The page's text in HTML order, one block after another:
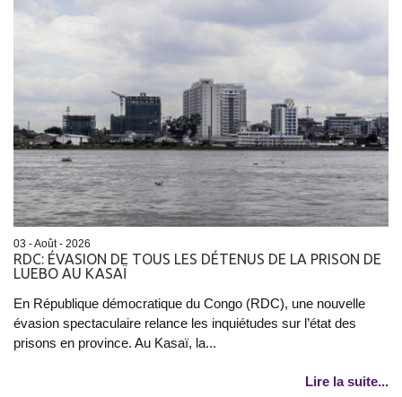
03 - Août - 2026
RDC: ÉVASION DE TOUS LES DÉTENUS DE LA PRISON DE
LUEBO AU KASAÏ
En République démocratique du Congo (RDC), une nouvelle
évasion spectaculaire relance les inquiétudes sur l’état des
prisons en province. Au Kasaï, la...
Lire la suite...